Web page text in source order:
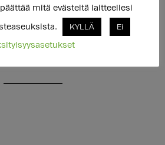
sairauksien
(Diagnostic and Statistical
on tekeillä viides versio,
vuoden 2013 toukokuussa.
mitä evästeitä laitteellesi
KYLLÄ Ei